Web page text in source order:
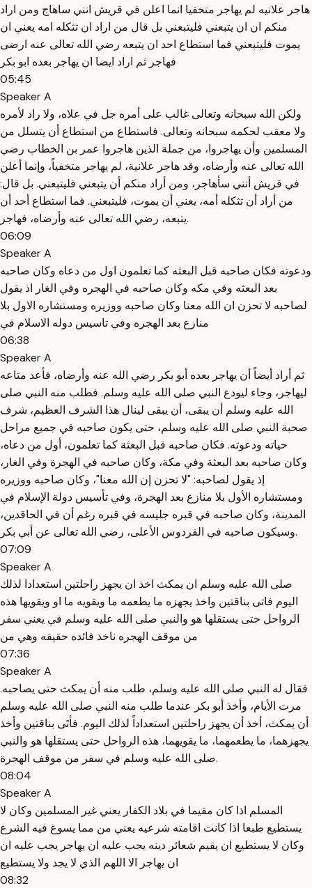
هاجر علانيه لم يهاجر متخفيا انما اعلن في قريش انني ساهاج ومن اراد
منكم ان ان يتبعني فليتبعني بل قال من اراد ان تثكله امه يعني ان
يموت فليتبعني فما استطاع احد ان يتبعه رضي الله تعالى عنه ارضى
فهاجر ثم اراد ايضا ان يهاجر بعده ابو بكر
05:45
Speaker A
ولكن الله سبحانه وتعالى غالب على أمره جل في علاه، ولا راد لأمره
ولا معقب لحكمه سبحانه وتعالى. فاستطاع من استطاع أن يتسلل من
المسلمين وأن يهاجروا، من جملة الذين هاجروا عمر بن الخطاب رضي
الله تعالى عنه وأرضاه، وقد هاجر علانية، لم يهاجر متخفياً، وإنما أعلن
في قريش أنني سأهاجر، ومن أراد منكم أن يتبعني فليتبعني. بل قال:
من أراد أن تثكله أمه، يعني أن يموت، فليتبعني. فما استطاع أحد أن
يتبعه، رضي الله تعالى عنه وأرضاه، فهاجر.
06:09
Speaker A
ودعوته فكان صاحبه قبل البعثه كما تعلمون اول من دعاه وكان صاحبه
بعد البعثه وفي مكه وكان صاحبه في الهجره وفي الغار اذ يقول
لصاحبه لا تحزن ان الله معنا وكان صاحبه ووزيره ومستشاره الاول بلا
منازع بعد الهجره وفي تاسيس دوله الاسلام في
06:38
Speaker A
ثم أراد أيضاً أن يهاجر بعده أبو بكر رضي الله عنه وأرضاه، فأعد متاعه
ليهاجر، وجاء ليودع النبي صلى الله عليه وسلم. فطلب منه النبي صلى
الله عليه وسلم أن يبقى، أن يبقى لينال هذا الشرف العظيم، شرف
صحبة النبي صلى الله عليه وسلم، حتى يكون صاحبه في جميع مراحل
حياته ودعوته. فكان صاحبه قبل البعثة كما تعلمون، أول من دعاه،
وكان صاحبه بعد البعثة وفي مكة، وكان صاحبه في الهجرة وفي الغار،
إذ يقول لصاحبه: "لا تحزن إن الله معنا"، وكان صاحبه ووزيره
ومستشاره الأول بلا منازع بعد الهجرة، وفي تأسيس دولة الإسلام في
المدينة، وكان صاحبه في قبره جليسه في قبره رغم أن في الحاقدين،
وسيكون صاحبه في الفردوس الأعلى، رضي الله تعالى عن أبي بكر.
07:09
Speaker A
صلى الله عليه وسلم ان يمكث اخذ ان يجهز راحلتين استعدادا لذلك
اليوم فاتى بناقتين واخذ يجهزه ما يطعمه ما ويقويه ما او ويقويها هذه
الرواحل حتى يستقلها هو والنبي صلى الله عليه وسلم في يعني سفر
من موقف الهجره ناخذ فائده حقيقه وهي من
07:36
Speaker A
فقال له النبي صلى الله عليه وسلم، طلب منه أن يمكث حتى يصاحبه.
مرت الأيام، وأخذ أبو بكر عندما طلب منه النبي صلى الله عليه وسلم
أن يمكث، أخذ أن يجهز راحلتين استعداداً لذلك اليوم. فأتَى بناقتين وأخذ
يجهزهما، ما يطعمهما، ما يقويهما، هذه الرواحل حتى يستقلها هو والنبي
صلى الله عليه وسلم في سفر من موقف الهجرة.
08:04
Speaker A
المسلم اذا كان مقيما في بلاد الكفار يعني غير المسلمين وكان لا
يستطيع طبعا اذا كانت اقامته شرعيه يعني من مما يسوغ فيه الشرع
وكان لا يستطيع ان يقيم شعائر دينه يجب عليه ان يهاجر يجب عليه ان
ان يهاجر الا اللهم الذي لا يجد ولا يستطيع
08:32